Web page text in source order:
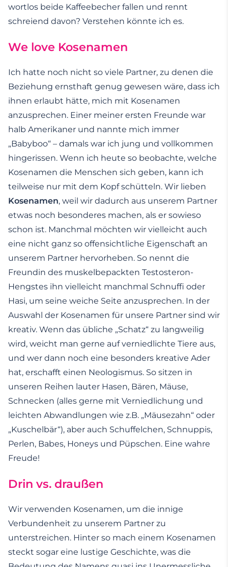
wortlos beide Kaffeebecher fallen und rennt
schreiend davon? Verstehen könnte ich es.
We love Kosenamen
Ich hatte noch nicht so viele Partner, zu denen die
Beziehung ernsthaft genug gewesen wäre, dass ich
ihnen erlaubt hätte, mich mit Kosenamen
anzusprechen. Einer meiner ersten Freunde war
halb Amerikaner und nannte mich immer
„Babyboo“ – damals war ich jung und vollkommen
hingerissen. Wenn ich heute so beobachte, welche
Kosenamen die Menschen sich geben, kann ich
teilweise nur mit dem Kopf schütteln. Wir lieben
Kosenamen, weil wir dadurch aus unserem Partner
etwas noch besonderes machen, als er sowieso
schon ist. Manchmal möchten wir vielleicht auch
eine nicht ganz so offensichtliche Eigenschaft an
unserem Partner hervorheben. So nennt die
Freundin des muskelbepackten Testosteron-
Hengstes ihn vielleicht manchmal Schnuffi oder
Hasi, um seine weiche Seite anzusprechen. In der
Auswahl der Kosenamen für unsere Partner sind wir
kreativ. Wenn das übliche „Schatz“ zu langweilig
wird, weicht man gerne auf verniedlichte Tiere aus,
und wer dann noch eine besonders kreative Ader
hat, erschafft einen Neologismus. So sitzen in
unseren Reihen lauter Hasen, Bären, Mäuse,
Schnecken (alles gerne mit Verniedlichung und
leichten Abwandlungen wie z.B. „Mäusezahn“ oder
„Kuschelbär“), aber auch Schuffelchen, Schnuppis,
Perlen, Babes, Honeys und Püpschen. Eine wahre
Freude!
Drin vs. draußen
Wir verwenden Kosenamen, um die innige
Verbundenheit zu unserem Partner zu
unterstreichen. Hinter so mach einem Kosenamen
steckt sogar eine lustige Geschichte, was die